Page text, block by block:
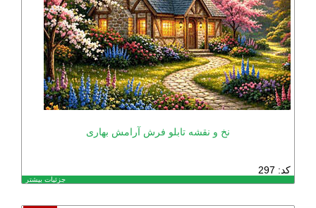
نخ و نقشه تابلو فرش آرامش بهاری
کد: 297
جزئیات بیشتر